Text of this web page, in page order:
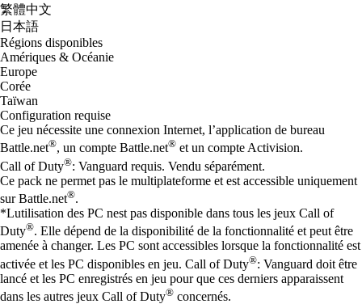
繁體中文
日本語
Régions disponibles
Amériques & Océanie
Europe
Corée
Taïwan
Configuration requise
Ce jeu nécessite une connexion Internet, l’application de bureau
Battle.net®, un compte Battle.net® et un compte Activision.
Call of Duty®: Vanguard requis. Vendu séparément.
Ce pack ne permet pas le multiplateforme et est accessible uniquement
sur Battle.net®.
*Lutilisation des PC nest pas disponible dans tous les jeux Call of
Duty®. Elle dépend de la disponibilité de la fonctionnalité et peut être
amenée à changer. Les PC sont accessibles lorsque la fonctionnalité est
activée et les PC disponibles en jeu. Call of Duty®: Vanguard doit être
lancé et les PC enregistrés en jeu pour que ces derniers apparaissent
dans les autres jeux Call of Duty® concernés.